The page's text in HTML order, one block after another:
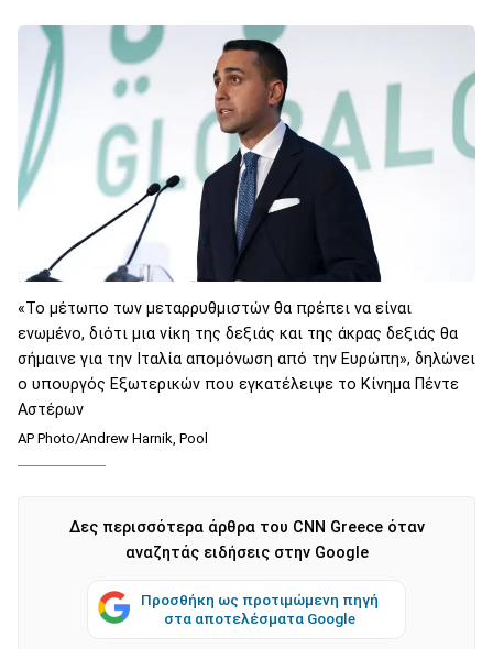
«Το μέτωπο των μεταρρυθμιστών θα πρέπει να είναι
ενωμένο, διότι μια νίκη της δεξιάς και της άκρας δεξιάς θα
σήμαινε για την Ιταλία απομόνωση από την Ευρώπη», δηλώνει
ο υπουργός Εξωτερικών που εγκατέλειψε το Κίνημα Πέντε
Αστέρων
AP Photo/Andrew Harnik, Pool
Δες περισσότερα άρθρα του CNN Greece όταν
αναζητάς ειδήσεις στην Google
Προσθήκη ως προτιμώμενη πηγή
στα αποτελέσματα Google